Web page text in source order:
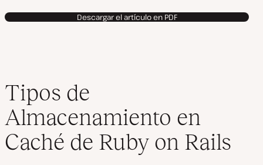
Descargar el artículo en PDF
Tipos de
Almacenamiento en
Caché de Ruby on Rails